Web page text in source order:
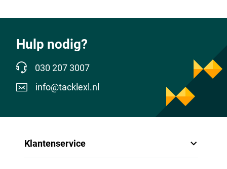
Hulp nodig?
030 207 3007
info@tacklexl.nl
Klantenservice